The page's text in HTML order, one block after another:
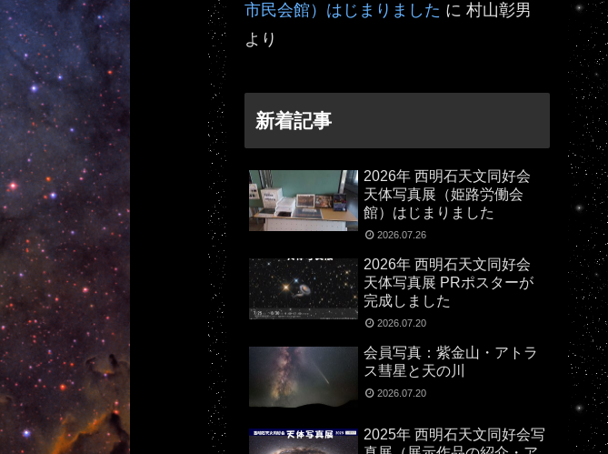
市民会館）はじまりました に 村山彰男
より
新着記事
2026年 西明石天文同好会
天体写真展（姫路労働会
館）はじまりました
2026.07.26
2026年 西明石天文同好会
天体写真展 PRポスターが
完成しました
2026.07.20
会員写真：紫金山・アトラ
ス彗星と天の川
2026.07.20
2025年 西明石天文同好会写